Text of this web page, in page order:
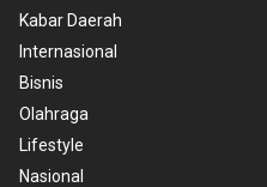
Kabar Daerah
Internasional
Bisnis
Olahraga
Lifestyle
Nasional